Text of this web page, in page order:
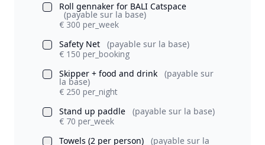
Roll gennaker for BALI Catspace
(payable sur la base)
€ 300 per_week
Safety Net
(payable sur la base)
€ 150 per_booking
Skipper + food and drink
(payable sur
la base)
€ 250 per_night
Stand up paddle
(payable sur la base)
€ 70 per_week
Towels (2 per person)
(payable sur la